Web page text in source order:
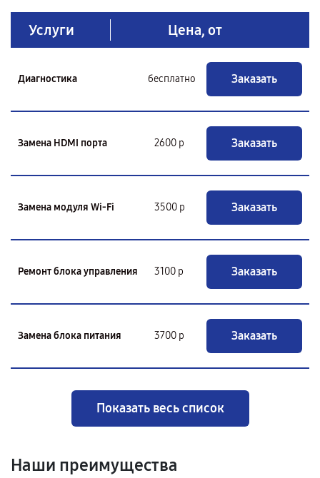
Услуги Цена, от
Диагностика бесплатно Заказать
Замена HDMI порта 2600 р Заказать
Замена модуля Wi-Fi 3500 р Заказать
Ремонт блока управления 3100 р Заказать
Замена блока питания 3700 р Заказать
Показать весь список
Наши преимущества